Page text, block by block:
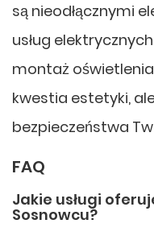
są nieodłącznymi
usług
montaż
kwestia estetyki,
bezpieczeństwa
FAQ
Jakie usługi
Sosnowcu?